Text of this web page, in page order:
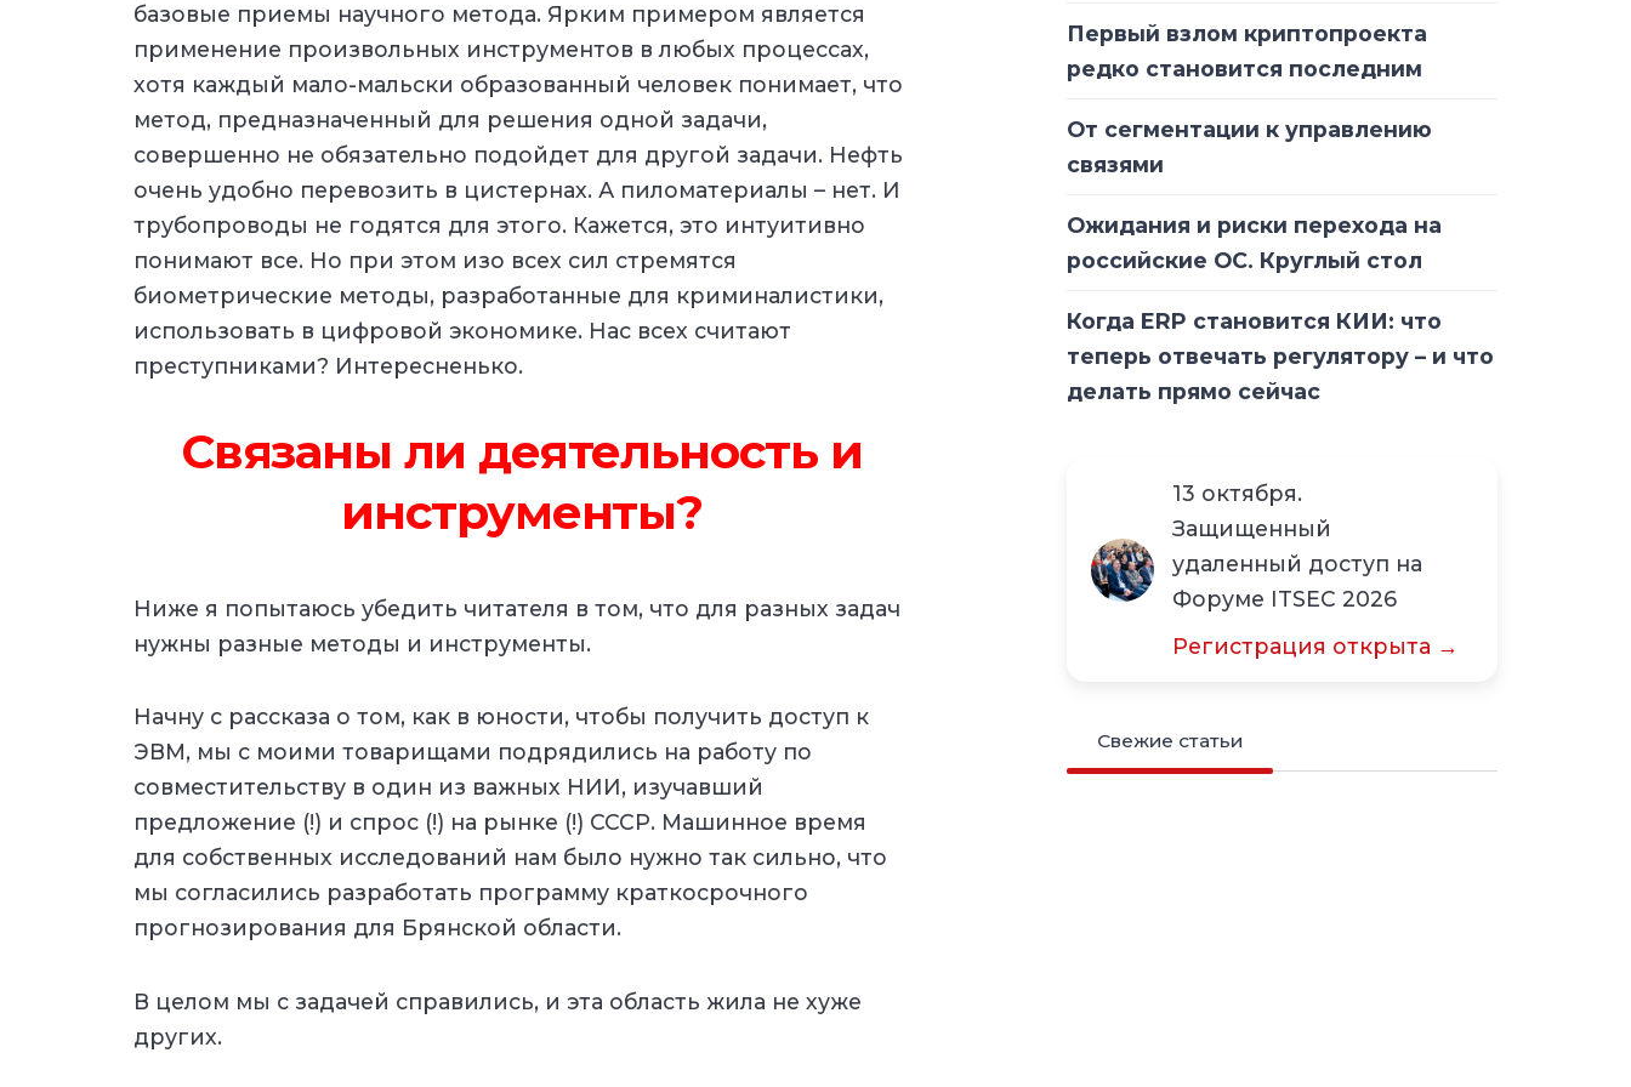
базовые приемы научного метода. Ярким примером является
применение произвольных инструментов в любых процессах,
хотя каждый мало-мальски образованный человек понимает, что
метод, предназначенный для решения одной задачи,
совершенно не обязательно подойдет для другой задачи. Нефть
очень удобно перевозить в цистернах. А пиломатериалы – нет. И
трубопроводы не годятся для этого. Кажется, это интуитивно
понимают все. Но при этом изо всех сил стремятся
биометрические методы, разработанные для криминалистики,
использовать в цифровой экономике. Нас всех считают
преступниками? Интересненько.
Связаны ли деятельность и
инструменты?
Ниже я попытаюсь убедить читателя в том, что для разных задач
нужны разные методы и инструменты.
Начну с рассказа о том, как в юности, чтобы получить доступ к
ЭВМ, мы с моими товарищами подрядились на работу по
совместительству в один из важных НИИ, изучавший
предложение (!) и спрос (!) на рынке (!) СССР. Машинное время
для собственных исследований нам было нужно так сильно, что
мы согласились разработать программу краткосрочного
прогнозирования для Брянской области.
В целом мы с задачей справились, и эта область жила не хуже
других.
Первый взлом криптопроекта
редко становится последним
От сегментации к управлению
связями
Ожидания и риски перехода на
российские ОС. Круглый стол
Когда ERP становится КИИ: что
теперь отвечать регулятору – и что
делать прямо сейчас
13 октября.
Защищенный
удаленный доступ на
Форуме ITSEC 2026
Регистрация открыта →
Свежие статьи